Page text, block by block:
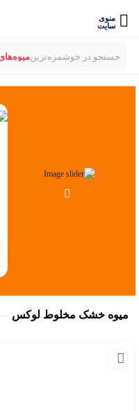
منوی
سایت
جستجو در خوشمزه‌ترین
میوه خشک مخلوط لوکس